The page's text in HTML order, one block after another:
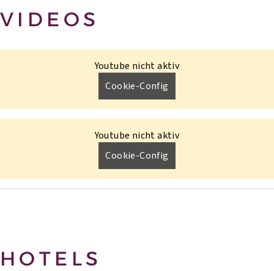
VIDEOS
Youtube nicht aktiv
Cookie-Config
Youtube nicht aktiv
Cookie-Config
HOTELS